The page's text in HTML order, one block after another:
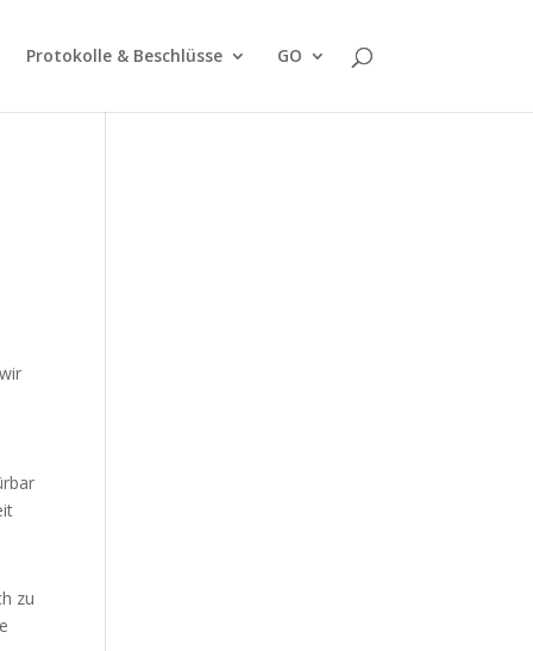
Protokolle & Beschlüsse GO
zu